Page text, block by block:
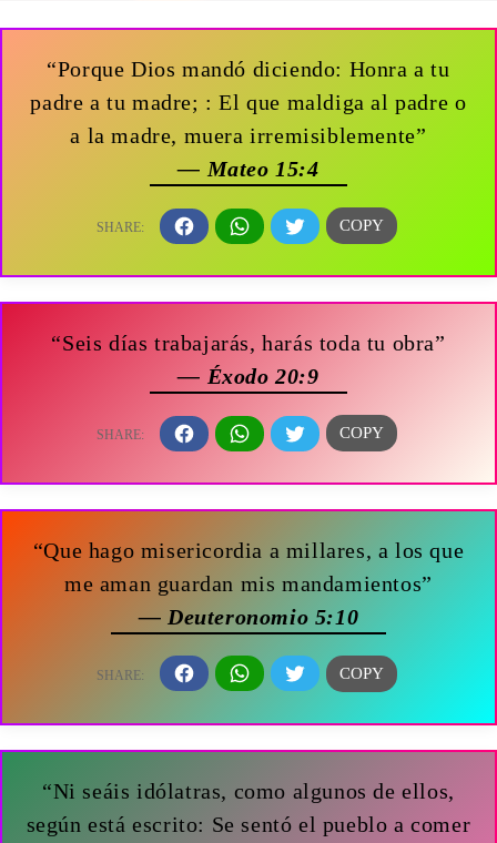
“Porque Dios mandó diciendo: Honra a tu
padre a tu madre; : El que maldiga al padre o
a la madre, muera irremisiblemente”
— Mateo 15:4
“Seis días trabajarás, harás toda tu obra”
— Éxodo 20:9
“Que hago misericordia a millares, a los que
me aman guardan mis mandamientos”
— Deuteronomio 5:10
“Ni seáis idólatras, como algunos de ellos,
según está escrito: Se sentó el pueblo a comer